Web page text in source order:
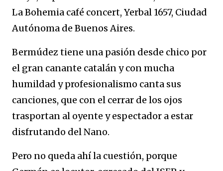
La Bohemia café concert, Yerbal 1657, Ciudad
Autónoma de Buenos Aires.
Bermúdez tiene una pasión desde chico por
el gran canante catalán y con mucha
humildad y profesionalismo canta sus
canciones, que con el cerrar de los ojos
trasportan al oyente y espectador a estar
disfrutando del Nano.
Pero no queda ahí la cuestión, porque